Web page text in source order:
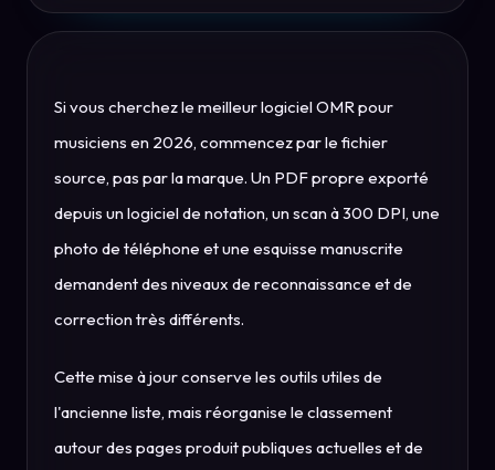
Si vous cherchez le meilleur logiciel OMR pour
musiciens en 2026, commencez par le fichier
source, pas par la marque. Un PDF propre exporté
depuis un logiciel de notation, un scan à 300 DPI, une
photo de téléphone et une esquisse manuscrite
demandent des niveaux de reconnaissance et de
correction très différents.
Cette mise à jour conserve les outils utiles de
l'ancienne liste, mais réorganise le classement
autour des pages produit publiques actuelles et de